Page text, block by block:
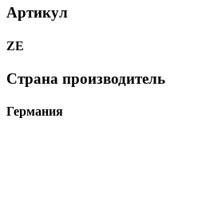
Артикул
ZE
Страна производитель
Германия